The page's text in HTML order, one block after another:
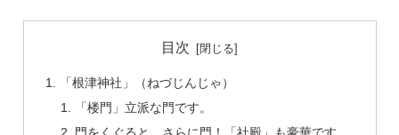
目次
「根津神社」（ねづじんじゃ）
「楼門」立派な門です。